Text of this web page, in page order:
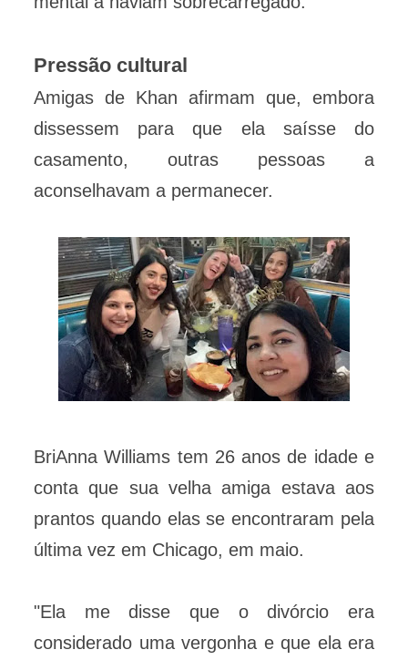
Pressão cultural
Amigas de Khan afirmam que, embora
dissessem para que ela saísse do
casamento, outras pessoas a
aconselhavam a permanecer.
BriAnna Williams tem 26 anos de idade e
conta que sua velha amiga estava aos
prantos quando elas se encontraram pela
última vez em Chicago, em maio.
"Ela me disse que o divórcio era
considerado uma vergonha e que ela era